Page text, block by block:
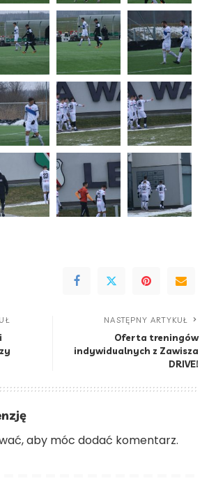
NASTĘPNY ARTYKUŁ
Oferta treningów
indywidualnych z Zawisza
DRIVE!
, aby móc dodać komentarz.